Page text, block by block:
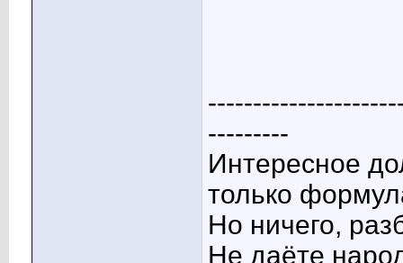
---------
Интересное
только
Но ничего,
Не даёте